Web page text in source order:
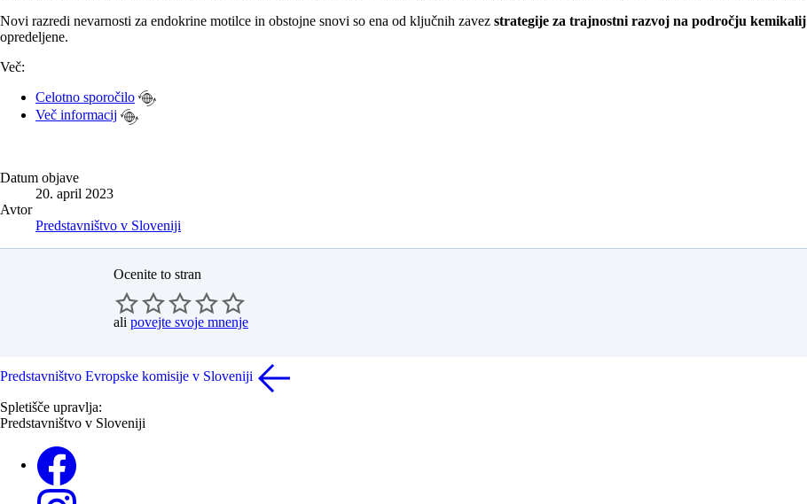
Novi razredi nevarnosti za endokrine motilce in obstojne snovi so ena od ključnih zavez strategije za trajnostni razvoj na področju kemikalij
opredeljene.
Več:
Celotno sporočilo
Več informacij
Datum objave
20. april 2023
Avtor
Predstavništvo v Sloveniji
Ocenite to stran
ali povejte svoje mnenje
Predstavništvo Evropske komisije v Sloveniji
Spletišče upravlja:
Predstavništvo v Sloveniji